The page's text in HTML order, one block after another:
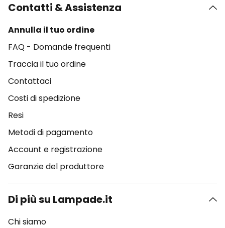
Contatti & Assistenza
Annulla il tuo ordine
FAQ - Domande frequenti
Traccia il tuo ordine
Contattaci
Costi di spedizione
Resi
Metodi di pagamento
Account e registrazione
Garanzie del produttore
Di più su Lampade.it
Chi siamo